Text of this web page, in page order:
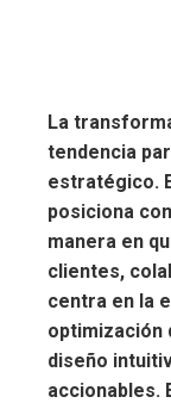
La
tendencia
estratégico.
posiciona
manera en
clientes,
centra en la
optimización
diseño
accionables.